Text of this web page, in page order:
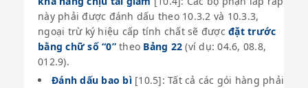
này phải được đánh dấu theo 10.3.2 và 10.3.3,
ngoại trừ ký hiệu cấp tính chất sẽ được đặt trước
bằng chữ số “0”theo Bảng 22 (ví dụ: 04.6, 08.8,
012.9).
Đánh dấu bao bì[10.5]: Tất cả các gói hàng phải